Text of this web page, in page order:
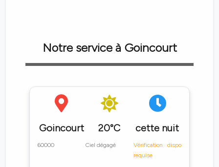
Notre service à Goincourt
Goincourt
60000
20°C
Ciel dégagé
cette nuit
Vérification dispo
requise